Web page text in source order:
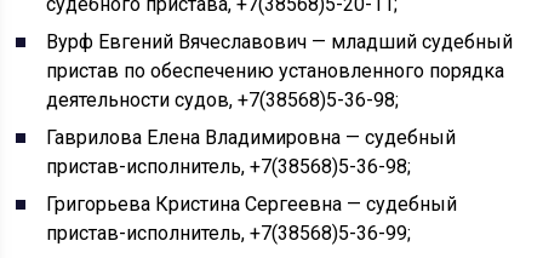
Вурф Евгений Вячеславович — младший судебный
пристав по обеспечению установленного порядка
деятельности судов, +7(38568)5-36-98;
Гаврилова Елена Владимировна — судебный
пристав-исполнитель, +7(38568)5-36-98;
Григорьева Кристина Сергеевна — судебный
пристав-исполнитель, +7(38568)5-36-99;